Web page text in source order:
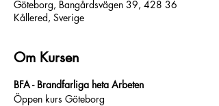
Göteborg, Bangårdsvägen 39, 428 36
Kållered, Sverige
Om Kursen
BFA - Brandfarliga heta Arbeten
Öppen kurs Göteborg